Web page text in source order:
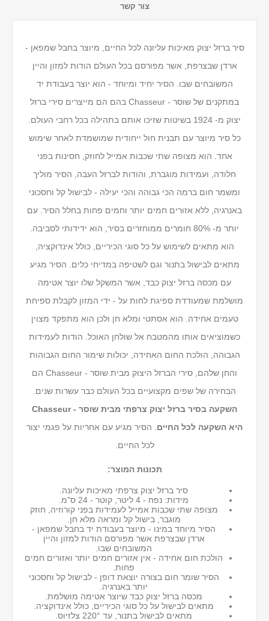
צור קשר
סיר ברזל יצוק מאיכות עליונה לכל החיים, מיוצר בחבל שמפאן -
ארדן שבצרפת, אשר מפורסם בכל העולם הודות למזון והיין
המשובחים שבו. הסיר יחיד ומיוחד - הוא יוצר בעבודת יד
במתקנים של שוסר - Chasseur בהם הם מייצרים סירי ברזל
יצוק מ- 1924 בשיטות שזיכו אותם בתהילה בכל רחבי העולם.
כל סיר מיוצר עם תבנית חול ייחודית שמושמדת לאחר שימוש
אחד. הוא מצופה שתי שכבות אמייל לחוזק, חסינות בפני
חלודה, ועמידות מוגברת, והודות לברזל העבה, הסיר מוליך
ומשמר חום ברמה הכי גבוהה והכי יעילה - לבישול קל וחסכוני
באנרגיה, ללא אזורים חמים יותר וחמים פחות בחלל הסיר. עם
יותר מ- 80% חומרים ממוחזרים בסיר, הוא ידידותי לסביבה.
הוא מתאים לשימוש על כל סוגי הכיריים, כולל אינדוקציה,
מתאים לבישול בתנור וגם לשטיפה במדיחי כלים. הסיר מגיע
עם מכסה ברזל יצוק כבד, אשר המשקל שלו יוצר אטימה
מושלמת שמעודדת ספיגת לחות על - ידי המזון לקבלת ספיחת
טעמים אחידה. הוא אסתטי ומלא חן ולכן הוא מתפקד מצוין
כשמוציאים אותו מהמטבח אל שולחן האוכל. הודות לעמידות
הגבוהה, הולכת החום האחידה, יכולות שימור החום הגבוהות
והחן שלהם, סירי הברזל היצוק מבית שוסר - Chasseur הם
הבחירה של שפים מקצועיים בכל העולם כבר עשרות שנים.
השקעה בסיר ברזל יצוק צרפתי מבית שוסר - Chasseur
היא השקעה לכל החיים . הסיר מגיע עם אחריות על פגמי יצור
לכל החיים.
תכונות המוצר:
סיר ברזל יצוק צרפתי מאיכות עליונה.
מידות: נפח - 4 ליטר, קוטר - 24 ס"מ.
מצופה שתי שכבות אמייל לעמידות בפני קורוזיה, חוזק
מוגבר, בישול קל ומראה מלא חן.
הסיר מיוחד במינו - מיוצר בעבודת יד בחבל שמפאן -
ארדן שבצרפת אשר מפורסם הודות למזון והיין
המשובחים שבו.
הולכת חום אחידה - אין אזורים חמים יותר ואזורים חמים
פחות.
הסיר שומר חום בצורה יוצאת דופן - לבישול קל וחסכוני
יותר באנרגיה.
מכסה ברזל יצוק כבד שיוצר אטימה מושלמת.
מתאים לבישול על כל סוגי הכיריים, כולל אינדוקציה.
מתאים לבישול בתנור, עד 220° צלזיוס.